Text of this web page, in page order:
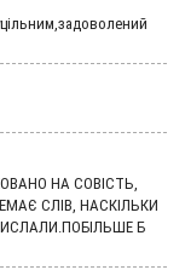
НА СОВІСТЬ,
СЛІВ, НАСКІЛЬКИ
Б